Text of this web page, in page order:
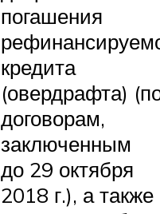
погашения
кредита
(овердрафта)
договорам,
заключенным
до 29 октября
2018 г.), а также